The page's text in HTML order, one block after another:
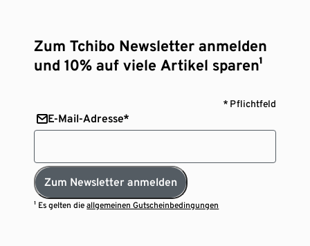
Zum Tchibo Newsletter anmelden
und 10% auf viele Artikel sparen¹
* Pflichtfeld
E-Mail-Adresse*
Zum Newsletter anmelden
¹ Es gelten dieallgemeinen Gutscheinbedingungen